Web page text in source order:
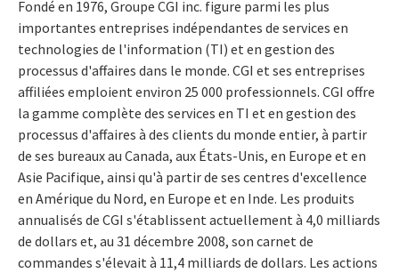
Fondé en 1976, Groupe CGI inc. figure parmi les plus
importantes entreprises indépendantes de services en
technologies de l'information (TI) et en gestion des
processus d'affaires dans le monde. CGI et ses entreprises
affiliées emploient environ 25 000 professionnels. CGI offre
la gamme complète des services en TI et en gestion des
processus d'affaires à des clients du monde entier, à partir
de ses bureaux au Canada, aux États-Unis, en Europe et en
Asie Pacifique, ainsi qu'à partir de ses centres d'excellence
en Amérique du Nord, en Europe et en Inde. Les produits
annualisés de CGI s'établissent actuellement à 4,0 milliards
de dollars et, au 31 décembre 2008, son carnet de
commandes s'élevait à 11,4 milliards de dollars. Les actions